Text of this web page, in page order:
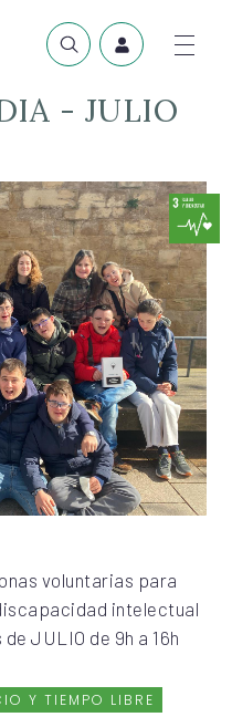
- JULIO
voluntarias para
intelectual
JULIO de 9h a 16h
Y TIEMPO LIBRE